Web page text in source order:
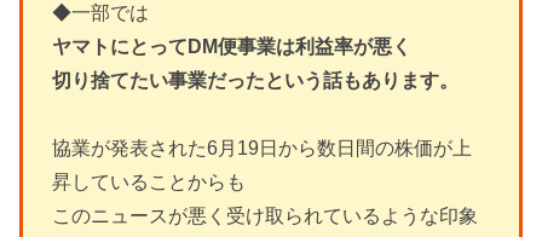
◆一部では
ヤマトにとってDM便事業は利益率が悪く
切り捨てたい事業だったという話もあります。
協業が発表された6月19日から数日間の株価が上
昇していることからも
このニュースが悪く受け取られているような印象